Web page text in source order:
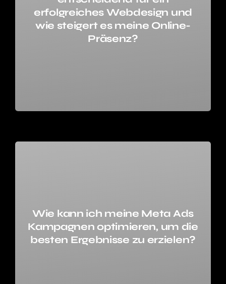
erfolgreiches Webdesign und
wie steigert es meine Online-
Präsenz?
Wie kann ich meine Meta Ads
Kampagnen optimieren, um die
besten Ergebnisse zu erzielen?